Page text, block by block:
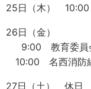
25日（木）
26日（金）
9:00 教育委員
10:00 名西消防
27日（土） 休日